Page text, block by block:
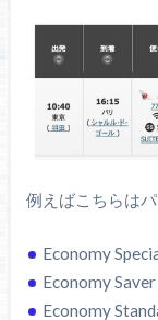
例えばこちらは
Economy
Economy
Economy